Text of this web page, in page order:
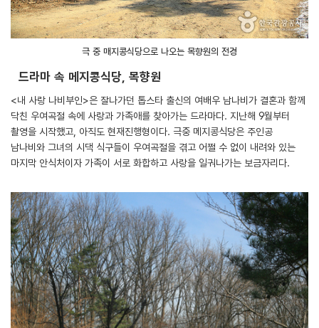
극 중 매지콩식당으로 나오는 목향원의 전경
드라마 속 메지콩식당, 목향원
<내 사랑 나비부인>은 잘나가던 톱스타 출신의 여배우 남나비가 결혼과 함께
닥친 우여곡절 속에 사랑과 가족애를 찾아가는 드라마다. 지난해 9월부터
촬영을 시작했고, 아직도 현재진행형이다. 극중 메지콩식당은 주인공
남나비와 그녀의 시댁 식구들이 우여곡절을 겪고 어쩔 수 없이 내려와 있는
마지막 안식처이자 가족이 서로 화합하고 사랑을 일궈나가는 보금자리다.